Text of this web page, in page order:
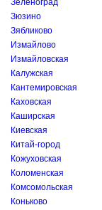
Зеленоград
Зюзино
Зябликово
Измайлово
Измайловская
Калужская
Кантемировская
Каховская
Каширская
Киевская
Китай-город
Кожуховская
Коломенская
Комсомольская
Коньково